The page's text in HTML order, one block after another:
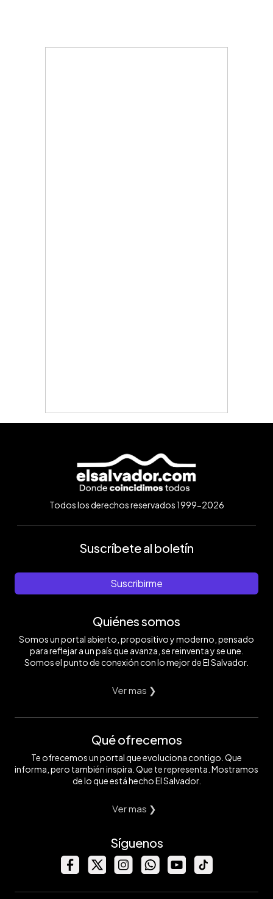
Todos los derechos reservados 1999-2026
Suscríbete al boletín
Suscribirme
Quiénes somos
Somos un portal abierto, propositivo y moderno, pensado
para reflejar a un país que avanza, se reinventa y se une.
Somos el punto de conexión con lo mejor de El Salvador.
Ver mas ❯
Qué ofrecemos
Te ofrecemos un portal que evoluciona contigo. Que
informa, pero también inspira. Que te representa. Mostramos
de lo que está hecho El Salvador.
Ver mas ❯
Síguenos